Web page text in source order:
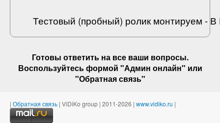
Тестовый (пробный) ролик монтируем -
Готовы ответить на все ваши вопросы.
Воспользуйтесь формой "Админ онлайн" или
"Обратная связь"
| Обратная связь | ViDiKo group | 2011-2026 | www.vidiko.ru |